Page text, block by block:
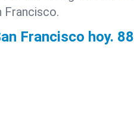
Francisco.
Francisco hoy.